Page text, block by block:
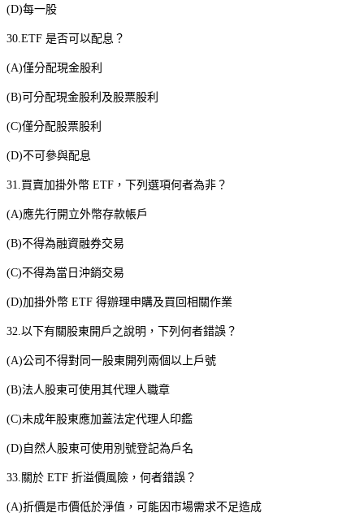
(D)每一股
30.ETF 是否可以配息？
(A)僅分配現金股利
(B) 可分配現金股利及股票股利
(C)僅分配股票股利
(D)不可參與配息
31. 買賣加掛外幣 ETF ，下列選項何者為非？
(A)應先行開立外幣存款帳戶
(B)不得為融資融券交易
(C)不得為當日沖銷交易
(D)加掛外幣 ETF 得辦理申購及買回相關作業
32. 以下有關股東開戶之說明，下列何者錯誤？
(A)公司不得對同一股東開列兩個以上戶號
(B)法人股東可使用其代理人職章
(C)未成年股東應加蓋法定代理人印鑑
(D) 自然人股東可使用別號登記為戶名
33. 關於 ETF 折溢價風險，何者錯誤？
(A)折價是市價低於淨值，可能因市場需求不足造成